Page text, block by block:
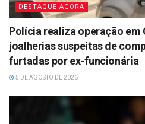
DESTAQUE AGORA
Polícia realiza operação em
joalherias suspeitas de
furtadas por ex-funcionária
5 DE AGOSTO DE 2026